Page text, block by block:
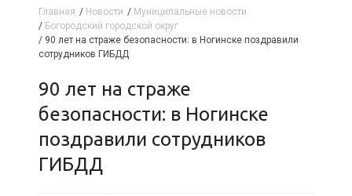
Главная / Новости / Муниципальные новости
/ Богородский городской округ
/ 90 лет на страже безопасности: в Ногинске поздравили
сотрудников ГИБДД
90 лет на страже
безопасности: в Ногинске
поздравили сотрудников
ГИБДД